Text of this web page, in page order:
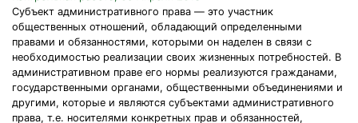
Субъект административного права — это участник
общественных отношений, обладающий определенными
правами и обязанностями, которыми он наделен в связи с
необходимостью реализации своих жизненных потребностей. В
административном праве его нормы реализуются гражданами,
государственными органами, общественными объединениями и
другими, которые и являются субъектами административного
права, т.е. носителями конкретных прав и обязанностей,